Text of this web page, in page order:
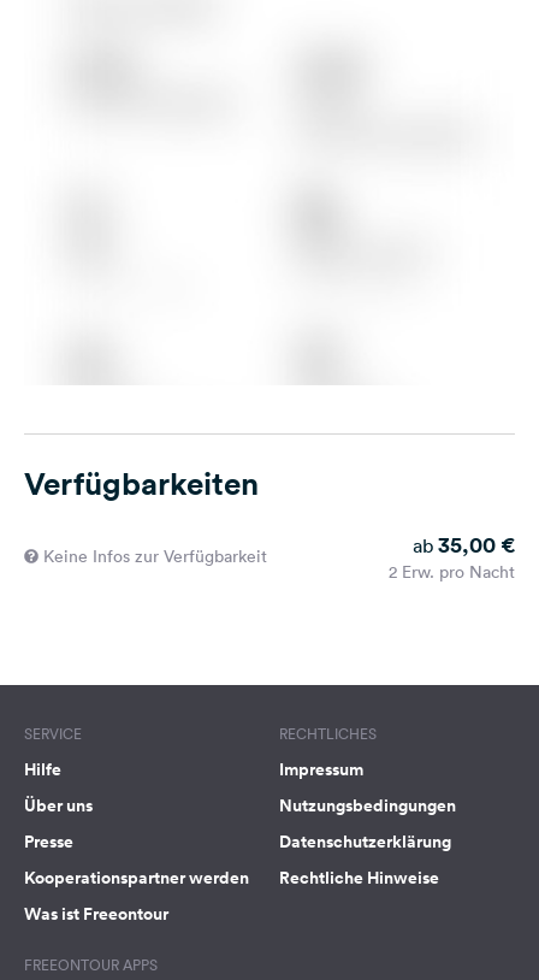
Verfügbarkeiten
Keine Infos zur Verfügbarkeit ab 35,00 €
2 Erw. pro Nacht
SERVICE
Hilfe
Über uns
Presse
Kooperationspartner werden
Was ist Freeontour
RECHTLICHES
Impressum
Nutzungsbedingungen
Datenschutzerklärung
Rechtliche Hinweise
FREEONTOUR APPS